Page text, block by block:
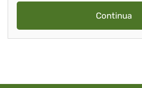
Continua